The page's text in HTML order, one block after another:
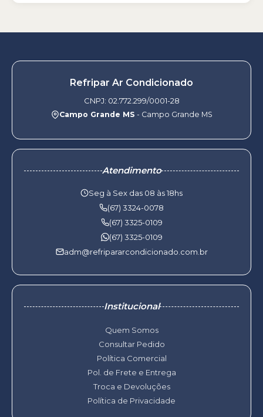
Refripar Ar Condicionado
CNPJ: 02.772.299/0001-28
Campo Grande MS - Campo Grande MS
Atendimento
Seg à Sex das 08 às 18hs
(67) 3324-0078
(67) 3325-0109
(67) 3325-0109
adm@refripararcondicionado.com.br
Institucional
Quem Somos
Consultar Pedido
Política Comercial
Pol. de Frete e Entrega
Troca e Devoluções
Política de Privacidade